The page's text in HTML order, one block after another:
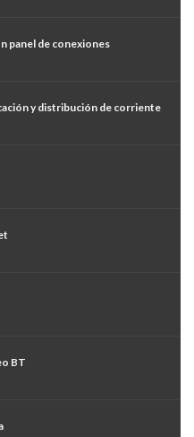
panel de conexiones
y distribución de corriente
BT